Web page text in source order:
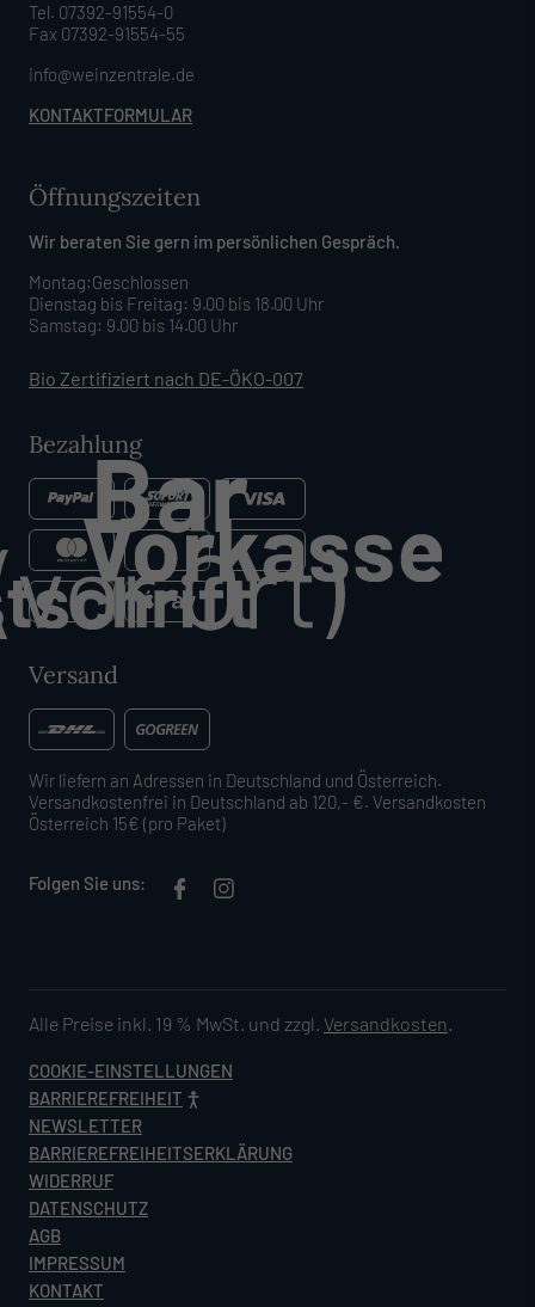
Tel. 07392-91554-0
Fax 07392-91554-55
info@weinzentrale.de
KONTAKTFORMULAR
Öffnungszeiten
Wir beraten Sie gern im persönlichen Gespräch.
Montag:Geschlossen
Dienstag bis Freitag: 9.00 bis 18.00 Uhr
Samstag: 9.00 bis 14.00 Uhr
Bio Zertifiziert nach DE-ÖKO-007
Bezahlung
Versand
Wir liefern an Adressen in Deutschland und Österreich.
Versandkostenfrei in Deutschland ab 120,- €. Versandkosten
Österreich 15€ (pro Paket)
Folgen Sie uns:
Alle Preise inkl. 19 % MwSt. und zzgl. Versandkosten.
COOKIE-EINSTELLUNGEN
BARRIEREFREIHEIT
NEWSLETTER
BARRIEREFREIHEITSERKLÄRUNG
WIDERRUF
DATENSCHUTZ
AGB
IMPRESSUM
KONTAKT